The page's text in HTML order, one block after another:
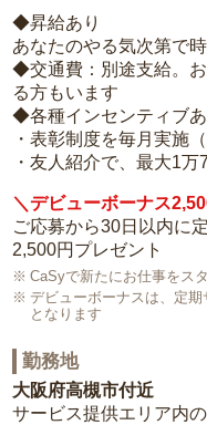
◆昇給あり
あなたのやる気次第で
◆交通費：別途支給。
る方もいます
◆各種インセンティブあ
・表彰制度を毎月実施
・友人紹介で、最大1
＼デビューボーナス
ご応募から30日以内に
2,500円プレゼント
CaSyで新たにお仕事をス
デビューボーナスは、定
となります
勤務地
大阪府高槻市付近
サービス提供エリア内